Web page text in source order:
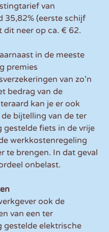
van
35,82% (eerste schijf
dit neer op ca. € 62.
in de meeste
premies
van zo’n
bedrag van de
kan je er ook
bijtelling van de ter
gestelde fiets in de vrije
werkkostenregeling
te brengen. In dat geval
onbelast.
ook de
van een ter
gestelde elektrische